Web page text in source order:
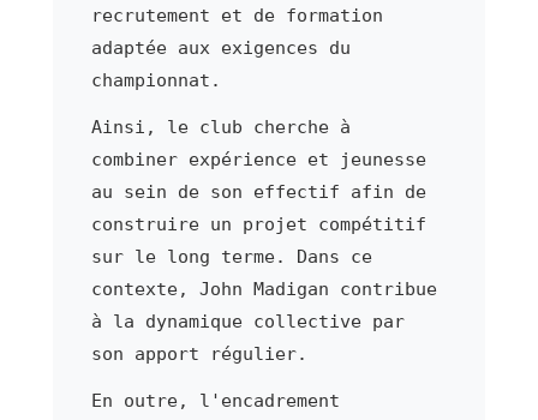
recrutement et de formation
adaptée aux exigences du
championnat.
Ainsi, le club cherche à
combiner expérience et jeunesse
au sein de son effectif afin de
construire un projet compétitif
sur le long terme. Dans ce
contexte, John Madigan contribue
à la dynamique collective par
son apport régulier.
En outre, l'encadrement